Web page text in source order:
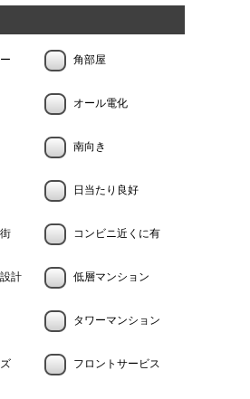
角部屋
オール電化
南向き
日当たり良好
コンビニ近くに有
計 低層マンション
タワーマンション
フロントサービス